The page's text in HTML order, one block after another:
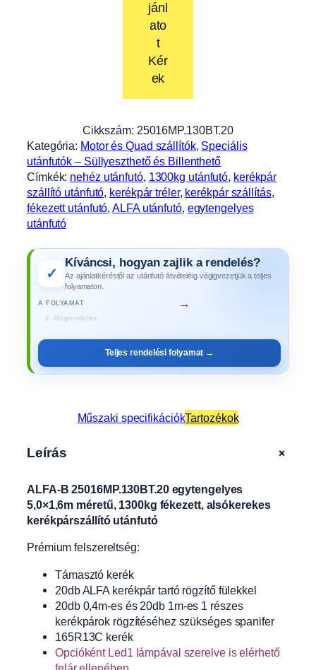
jánl
ato
t
Kér
ek
Cikkszám: 25016MP.130BT.20
Kategória: Motor és Quad szállítók, Speciális
utánfutók – Süllyeszthető és Billenthető
Címkék: nehéz utánfutó, 1300kg utánfutó kerékpár
szállító utánfutó kerékpár tréler, kerékpár szállítás
fékezett utánfutó ALFA utánfutó, egytengelyes
utánfutó
✓
Kíváncsi, hogyan zajlik a rendelés?
Az ajánlatkéréstől az utánfutó átvételéig végigvezetjük a teljes
folyamaton.
A FOLYAMAT →
3. Gyártás
Teljes rendelési folyamat →
Műszaki specifikációkTartozékok
Leírás +
ALFA-B 25016MP.130BT.20 egytengelyes
5,0×1,6m méretű, 1300kg fékezett, alsókerekes
kerékpárszállító utánfutó
Prémium felszereltség:
Támasztó kerék
20db ALFA kerékpár tartó rögzítő fülekkel
20db 0,4m-es és 20db 1m-es 1 részes
kerékpárok rögzítéséhez szükséges spanifer
165R13C kerék
Opcióként Led1 lámpával szerelve is elérhető